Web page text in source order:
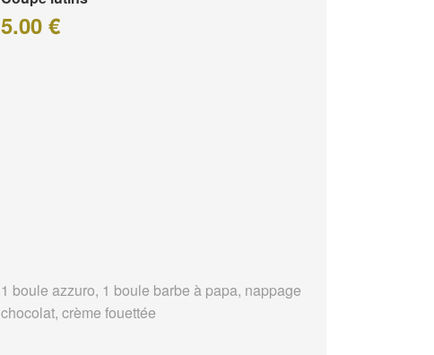
5.00 €
1 boule azzuro, 1 boule barbe à papa, nappage
chocolat, crème fouettée